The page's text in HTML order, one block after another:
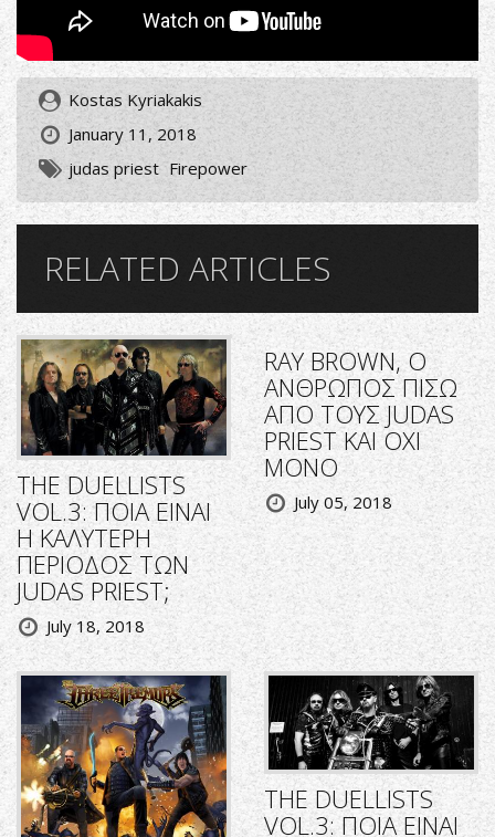
Kostas Kyriakakis
January 11, 2018
judas priest Firepower
RELATED ARTICLES
THE DUELLISTS
VOL.3: ΠΟΙΑ ΕΙΝΑΙ
Η ΚΑΛΥΤΕΡΗ
ΠΕΡΙΟΔΟΣ ΤΩΝ
JUDAS PRIEST;
July 18, 2018
RΑΥ BROWN, O
ΑΝΘΡΩΠΟΣ ΠΙΣΩ
ΑΠΟ ΤΟΥΣ JUDAS
PRIEST KAI OXI
MONO
July 05, 2018
THE DUELLISTS
VOL.3: ΠΟΙΑ ΕΙΝΑΙ